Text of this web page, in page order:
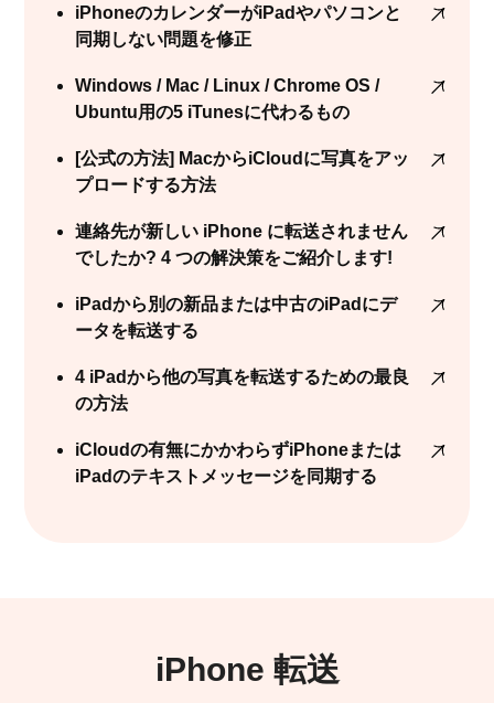
iPhoneのカレンダーがiPadやパソコンと
同期しない問題を修正
Windows / Mac / Linux / Chrome OS /
Ubuntu用の5 iTunesに代わるもの
[公式の方法] MacからiCloudに写真をアッ
プロードする方法
連絡先が新しい iPhone に転送されません
でしたか? 4 つの解決策をご紹介します!
iPadから別の新品または中古のiPadにデ
ータを転送する
4 iPadから他の写真を転送するための最良
の方法
iCloudの有無にかかわらずiPhoneまたは
iPadのテキストメッセージを同期する
iPhone 転送